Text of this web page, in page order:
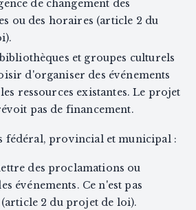
de changement des
ou des horaires (article 2 du
et groupes culturels
d'organiser des événements
ressources existantes. Le projet
pas de financement.
fédéral, provincial et municipal :
des proclamations ou
événements. Ce n'est pas
2 du projet de loi).